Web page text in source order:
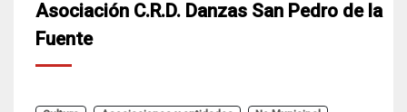
Asociación C.R.D. Danzas San Pedro de la
Fuente